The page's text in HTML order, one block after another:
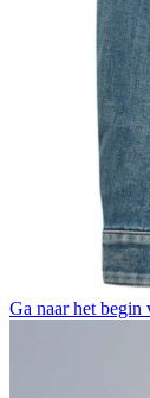
Ga naar het begin